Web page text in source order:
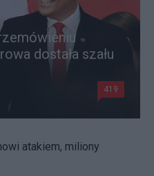
dostała szału
419
atakiem, miliony